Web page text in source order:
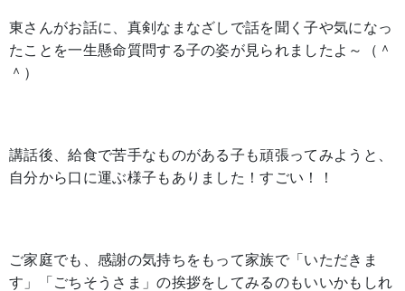
東さんがお話に、真剣なまなざしで話を聞く子や気になっ
たことを一生懸命質問する子の姿が見られましたよ～（＾
＾）
講話後、給食で苦手なものがある子も頑張ってみようと、
自分から口に運ぶ様子もありました！すごい！！
ご家庭でも、感謝の気持ちをもって家族で「いただきま
す」「ごちそうさま」の挨拶をしてみるのもいいかもしれ